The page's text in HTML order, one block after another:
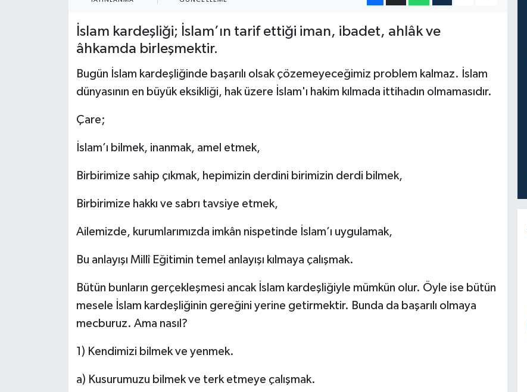
İslam kardeşliği; İslam’ın tarif ettiği iman, ibadet, ahlâk ve
âhkamda birleşmektir.
Bugün İslam kardeşliğinde başarılı olsak çözemeyeceğimiz problem kalmaz. İslam
dünyasının en büyük eksikliği, hak üzere İslam'ı hakim kılmada ittihadın olmamasıdır.
Çare;
İslam’ı bilmek, inanmak, amel etmek,
Birbirimize sahip çıkmak, hepimizin derdini birimizin derdi bilmek,
Birbirimize hakkı ve sabrı tavsiye etmek,
Ailemizde, kurumlarımızda imkân nispetinde İslam’ı uygulamak,
Bu anlayışı Millî Eğitimin temel anlayışı kılmaya çalışmak.
Bütün bunların gerçekleşmesi ancak İslam kardeşliğiyle mümkün olur. Öyle ise bütün
mesele İslam kardeşliğinin gereğini yerine getirmektir. Bunda da başarılı olmaya
mecburuz. Ama nasıl?
1) Kendimizi bilmek ve yenmek.
a) Kusurumuzu bilmek ve terk etmeye çalışmak.
ÖZEL HABER
TASAVVUF
YAŞAM VE ÇEVRE